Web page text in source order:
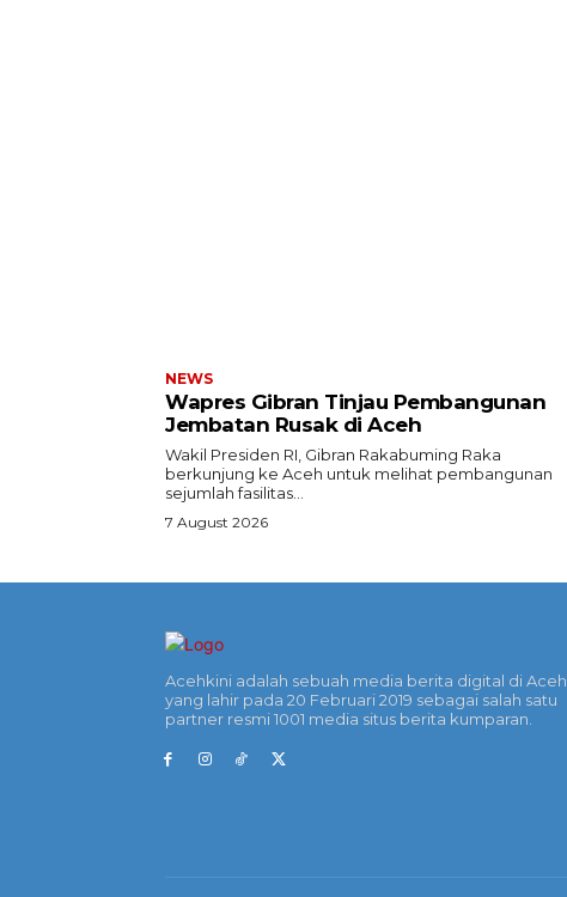
NEWS
Wapres Gibran Tinjau Pembangunan
Jembatan Rusak di Aceh
Wakil Presiden RI, Gibran Rakabuming Raka
berkunjung ke Aceh untuk melihat pembangunan
sejumlah fasilitas...
7 August 2026
Acehkini adalah sebuah media berita digital di Aceh
yang lahir pada 20 Februari 2019 sebagai salah satu
partner resmi 1001 media situs berita kumparan.